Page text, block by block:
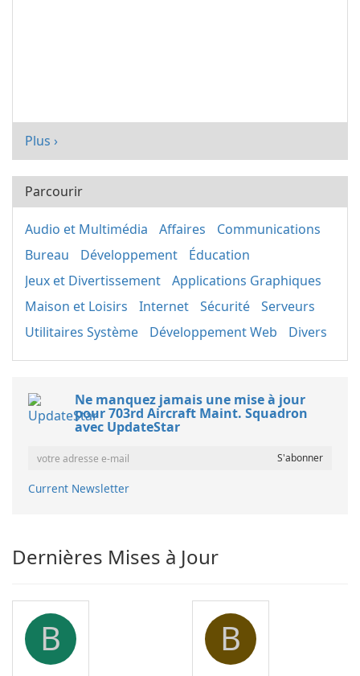
Plus ›
Parcourir
Audio et Multimédia Affaires
Communications
Bureau
Développement
Éducation
Jeux et Divertissement
Applications Graphiques
Maison et Loisirs
Internet Sécurité
Serveurs
Utilitaires Système
Développement Web Divers
Ne manquez jamais une mise à jour
pour 703rd Aircraft Maint. Squadron
avec UpdateStar
Current Newsletter
Dernières Mises à Jour
B B